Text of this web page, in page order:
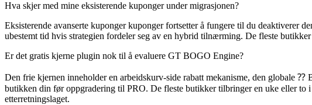
Hva skjer med mine eksisterende kuponger under migrasjonen?
Eksisterende avanserte kuponger kuponger fortsetter å fungere til du deaktiverer
ubestemt tid hvis strategien fordeler seg av en hybrid tilnærming. De fleste
Er det gratis kjerne plugin nok til å evaluere GT BOGO Engine?
Den frie kjernen inneholder en arbeidskurv-side rabatt mekanisme, den globale
butikken din før oppgradering til PRO. De fleste butikker tilbringer en uke eller to
etterretningslaget.